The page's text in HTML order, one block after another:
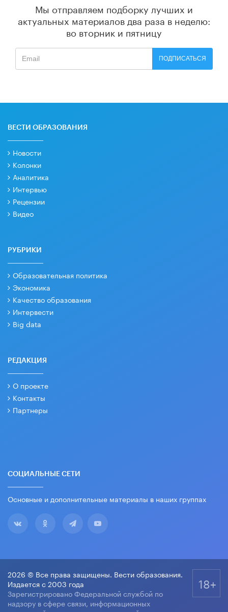
Мы отправляем подборку лучших и
актуальных материалов два раза в неделю:
во вторник и пятницу
ПОДПИСАТЬСЯ
ВЕСТИ ОБРАЗОВАНИЯ
Новости
Колонки
Аналитика
Интервью
Рецензии
Видео
РУБРИКИ
Образовательная политика
Экономика
Качество образования
Интервести
Big data
РЕДАКЦИЯ
О проекте
Контакты
Партнеры
СОЦИАЛЬНЫЕ СЕТИ
Основные и дополнительные материалы в наших группах
2026 © Все права защищены. Вести образования.
Издается с 2003 года
Зарегистрировано Федеральной службой по
надзору в сфере связи, информационных
18+